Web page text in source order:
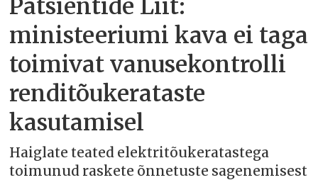
Patsientide Liit:
ministeeriumi kava ei taga
toimivat vanusekontrolli
renditõukerataste
kasutamisel
Haiglate teated elektritõukeratastega
toimunud raskete õnnetuste sagenemisest